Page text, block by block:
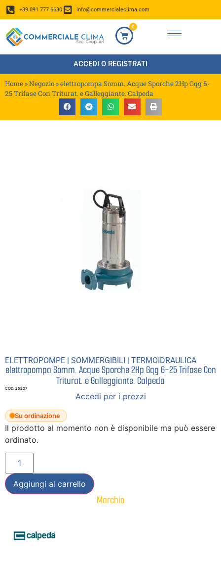
+39 091 777 6630 info@commercialeclima.com
0
ACCEDI O REGISTRATI
Home »Negozio »elettropompa Somm. Acque Sporche 2Hp Gqg 6-
25 Trifase Con Triturat. e Galleggiante. Calpeda
ELETTROPOMPE | SOMMERGIBILI | TERMOIDRAULICA
elettropompa Somm. Acque Sporche 2Hp Gqg 6-25 Trifase Con
Triturat. e Galleggiante. Calpeda
COD: 25227
Accedi per i prezzi
Su ordinazione
Il prodotto al momento non è disponibile ma può essere
ordinato.
Aggiungi al carrello
Marchio